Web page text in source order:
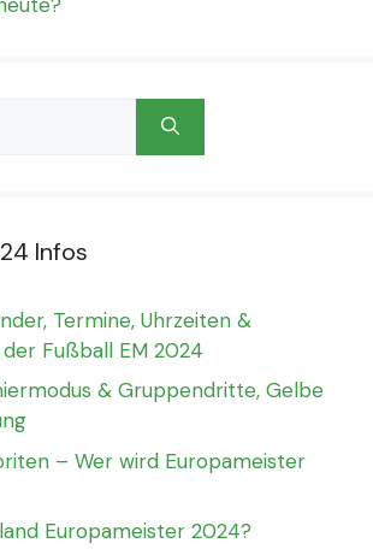
Infos
Termine, Uhrzeiten &
Fußball EM 2024
& Gruppendritte, Gelbe
– Wer wird Europameister
Europameister 2024?